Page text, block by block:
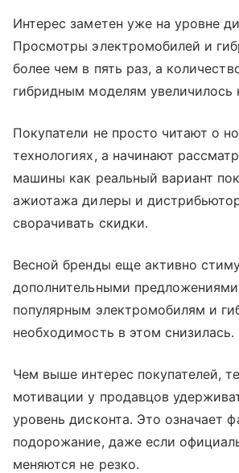
Интерес заметен уже на уровне
Просмотры электромобилей и
более чем в пять раз, а
гибридным моделям увеличилось
Покупатели не просто читают о
технологиях, а начинают
машины как реальный вариант
ажиотажа дилеры и
сворачивать скидки.
Весной бренды еще активно
дополнительными
популярным электромобилям и
необходимость в этом снизилась.
Чем выше интерес покупателей,
мотивации у продавцов
уровень дисконта. Это означает
подорожание, даже если
меняются не резко.